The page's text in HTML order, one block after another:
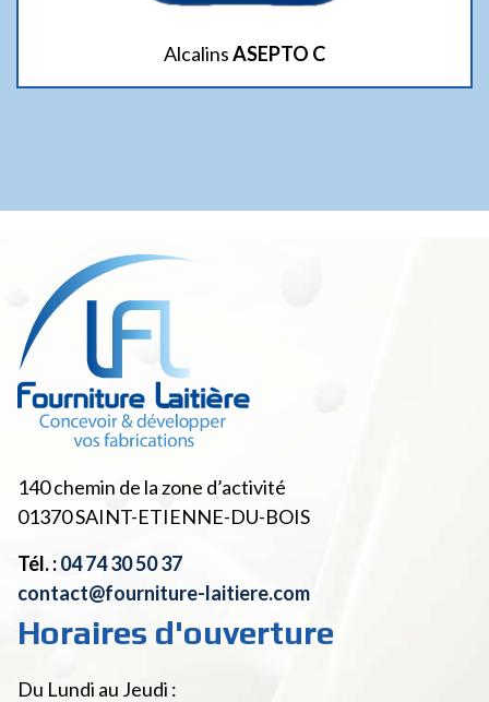
AlcalinsASEPTO C
140 chemin de la zone d’activité
01370SAINT-ETIENNE-DU-BOIS
Tél. :04 74 30 50 37
contact@fourniture-laitiere.com
Horaires d'ouverture
Du Lundi au Jeudi :